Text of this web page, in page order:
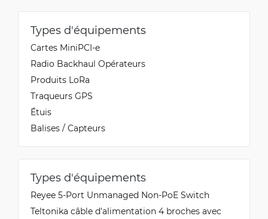
Types d'équipements
Cartes MiniPCI-e
Radio Backhaul Opérateurs
Produits LoRa
Traqueurs GPS
Étuis
Balises / Capteurs
Types d'équipements
Reyee 5-Port Unmanaged Non-PoE Switch
Teltonika câble d'alimentation 4 broches avec